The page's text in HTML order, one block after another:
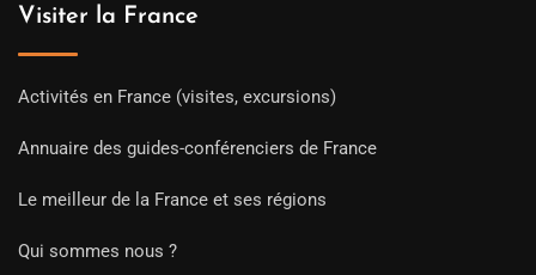
Visiter la France
Activités en France (visites, excursions)
Annuaire des guides-conférenciers de France
Le meilleur de la France et ses régions
Qui sommes nous ?